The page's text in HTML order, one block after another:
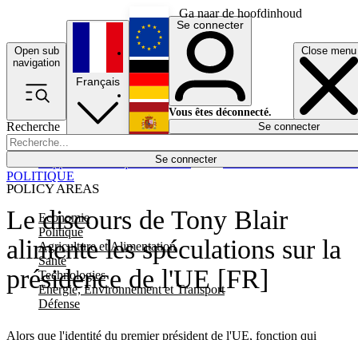
Ga naar de hoofdinhoud
Open sub
navigation
Close menu
Recherche
Se connecter
POLICY AREAS
Economie
Politique
Agriculture et Alimentation
Santé
Technologies
Energie, Environnement et Transport
Défense
Économie
Français
English
Deutsch
Español
Se connecter
Vous êtes déconnecté.
Se connecter
Le discours de Tony Blair
alimente les spéculations sur la
présidence de l'UE [FR]
Alors que l'identité du premier président de l'UE, fonction qui
POLITIQUE